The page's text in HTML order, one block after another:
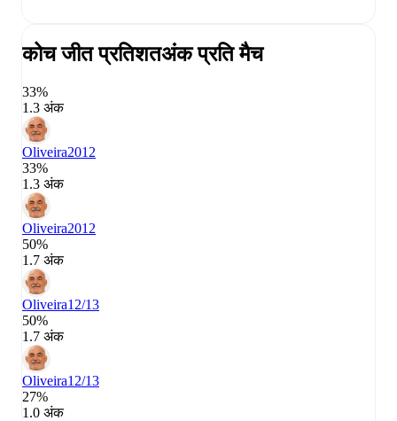
कोच जीत प्रतिशतअंक प्रति मैच
33%
1.3 अंक
Oliveira2012
33%
1.3 अंक
Oliveira2012
50%
1.7 अंक
Oliveira12/13
50%
1.7 अंक
Oliveira12/13
27%
1.0 अंक